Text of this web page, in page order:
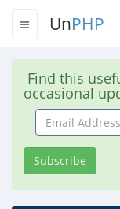
UnPHP
Find this
occasional
Email
Address
Subscribe